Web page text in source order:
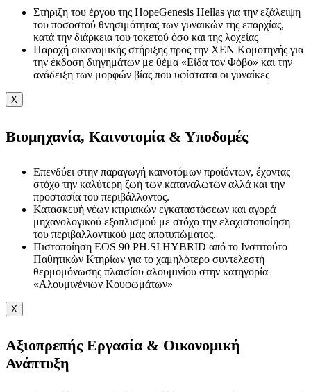
Στήριξη του έργου της HopeGenesis Hellas για την εξάλειψη
του ποσοστού θνησιμότητας των γυναικών της επαρχίας,
κατά την διάρκεια του τοκετού όσο και της λοχείας
Παροχή οικονομικής στήριξης προς την ΧΕΝ Κομοτηνής για
την έκδοση διηγημάτων με θέμα «Είδα τον Φόβο» και την
ανάδειξη των μορφών βίας που υφίσταται οι γυναίκες
X
Βιομηχανία, Καινοτομία & Υποδομές
Επενδύει στην παραγωγή καινοτόμων προϊόντων, έχοντας
στόχο την καλύτερη ζωή των καταναλωτών αλλά και την
προστασία του περιβάλλοντος.
Κατασκευή νέων κτιριακών εγκαταστάσεων και αγορά
μηχανολογικού εξοπλισμού με στόχο την ελαχιστοποίηση
του περιβαλλοντικού μας αποτυπώματος.
Πιστοποίηση EOS 90 PH.SI HYBRID από το Ινστιτούτο
Παθητικών Κτηρίων για το χαμηλότερο συντελεστή
θερμομόνωσης πλαισίου αλουμινίου στην κατηγορία
«Αλουμινένιων Κουφωμάτων»
X
Αξιοπρεπής Εργασία & Οικονομική
Ανάπτυξη